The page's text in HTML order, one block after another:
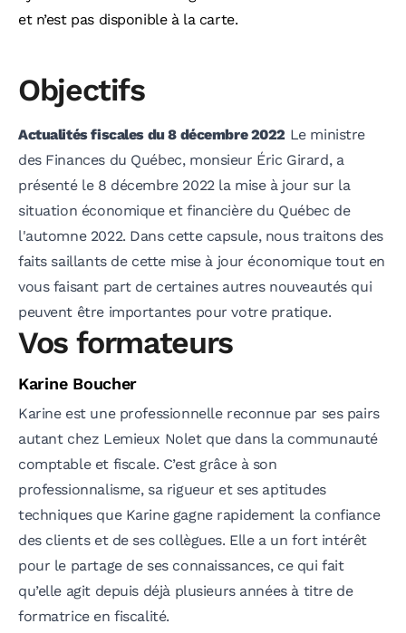
et n’est pas disponible à la carte.
Objectifs
Actualités fiscales du 8 décembre 2022 Le ministre
des Finances du Québec, monsieur Éric Girard, a
présenté le 8 décembre 2022 la mise à jour sur la
situation économique et financière du Québec de
l'automne 2022. Dans cette capsule, nous traitons des
faits saillants de cette mise à jour économique tout en
vous faisant part de certaines autres nouveautés qui
peuvent être importantes pour votre pratique.
Vos formateurs
Karine Boucher
Karine est une professionnelle reconnue par ses pairs
autant chez Lemieux Nolet que dans la communauté
comptable et fiscale. C’est grâce à son
professionnalisme, sa rigueur et ses aptitudes
techniques que Karine gagne rapidement la confiance
des clients et de ses collègues. Elle a un fort intérêt
pour le partage de ses connaissances, ce qui fait
qu’elle agit depuis déjà plusieurs années à titre de
formatrice en fiscalité.